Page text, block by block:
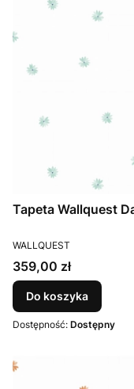
Tapeta Wallquest
PRODUCENT
WALLQUEST
Cena
359,00 zł
Do koszyka
Dostępność: Dostępny